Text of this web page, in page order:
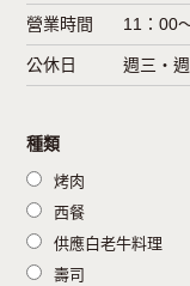
種類
烤肉
西餐
供應白老牛料理
壽司
營業時間 11：00
公休日 週三・